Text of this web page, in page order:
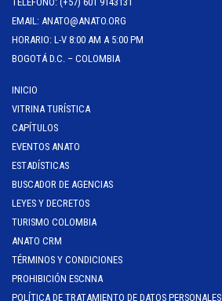
EMAIL: ANATO@ANATO.ORG
HORARIO: L-V 8:00 AM A 5:00 PM
BOGOTÁ D.C. – COLOMBIA
INICIO
VITRINA TURÍSTICA
CAPÍTULOS
EVENTOS ANATO
ESTADÍSTICAS
BUSCADOR DE AGENCIAS
LEYES Y DECRETOS
TURISMO COLOMBIA
ANATO CRM
TÉRMINOS Y CONDICIONES
PROHIBICIÓN ESCNNA
POLÍTICA DE TRATAMIENTO DE DATOS PERSONALES